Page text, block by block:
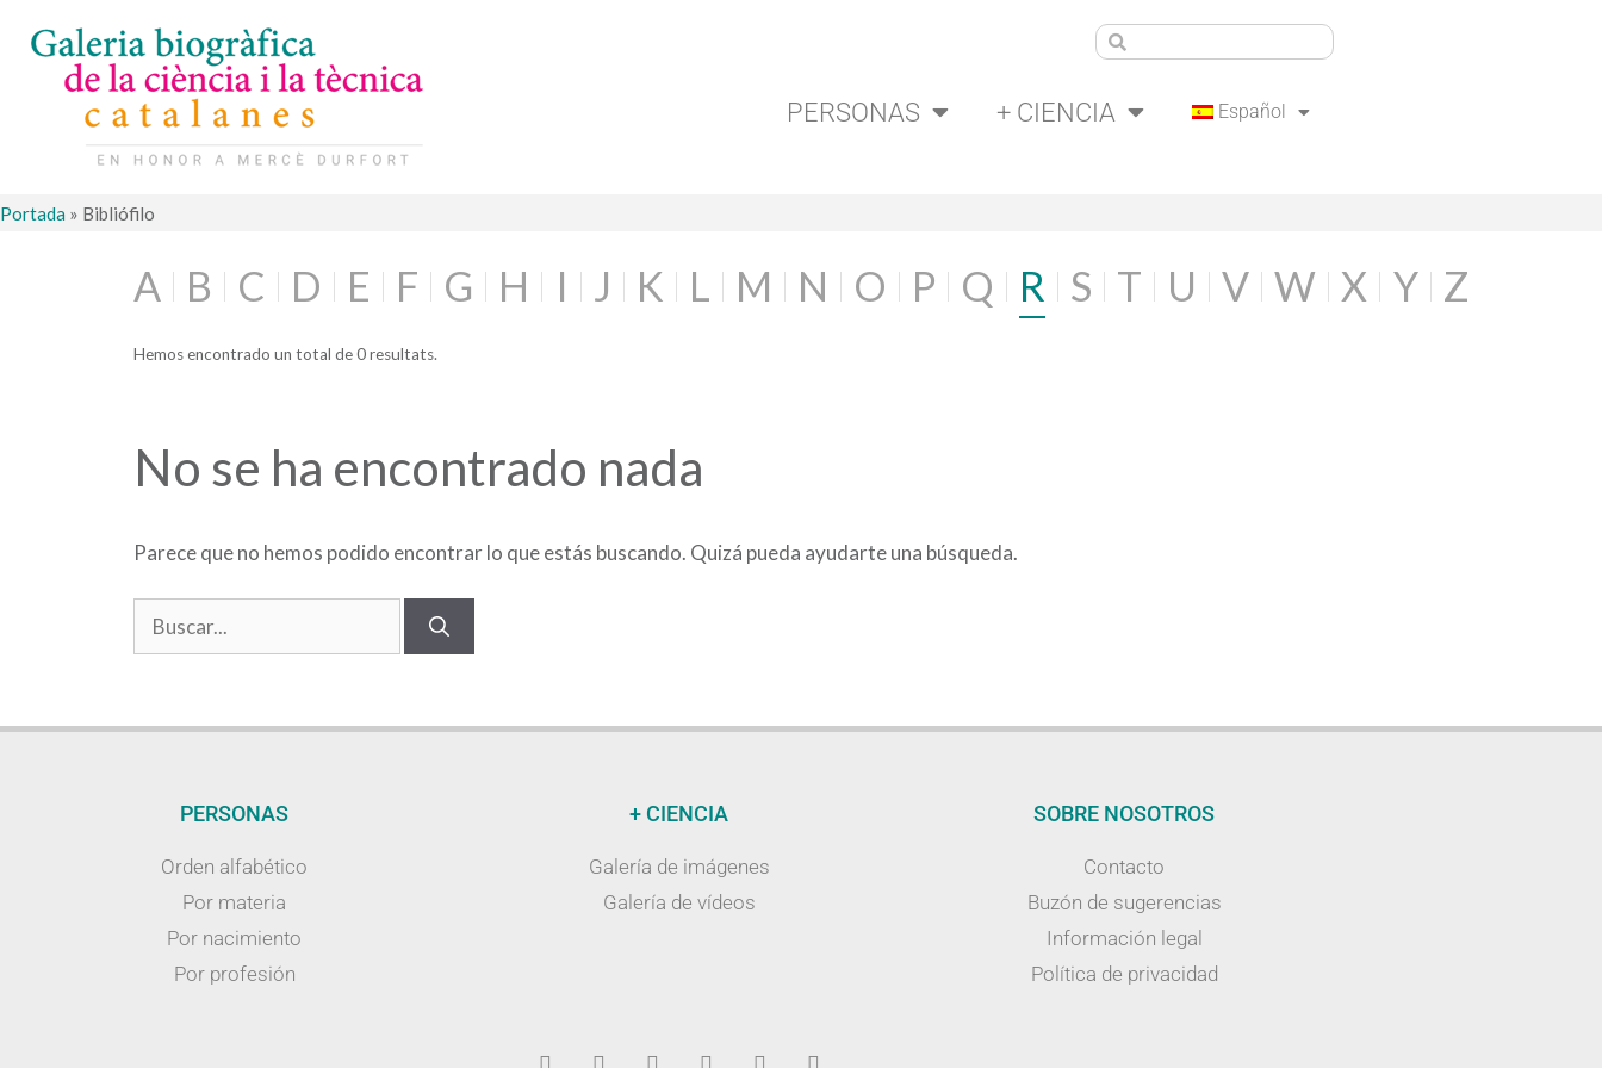
PERSONAS + CIENCIA Español
Portada » Bibliófilo
A B C D E F G H I J K L M N O P Q R S T U V W X Y Z
Hemos encontrado un total de 0 resultats.
No se ha encontrado nada
Parece que no hemos podido encontrar lo que estás buscando. Quizá pueda ayudarte una búsqueda.
PERSONAS
Orden alfabético
Por materia
Por nacimiento
Por profesión
+ CIENCIA
Galería de imágenes
Galería de vídeos
SOBRE NOSOTROS
Contacto
Buzón de sugerencias
Información legal
Política de privacidad